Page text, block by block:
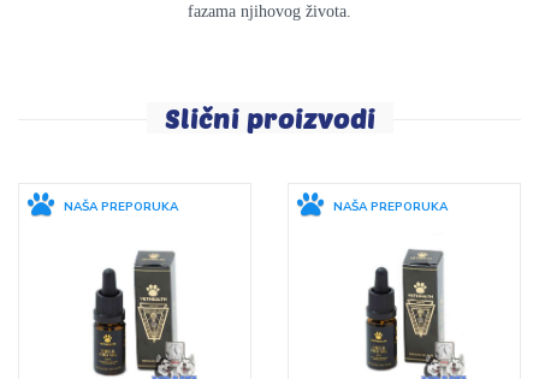
fazama njihovog života.
Slični proizvodi
NAŠA PREPORUKA NAŠA PREPORUKA